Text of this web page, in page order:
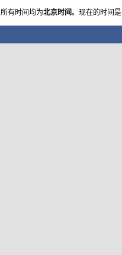
所有时间均为北京时间。现在的时间是